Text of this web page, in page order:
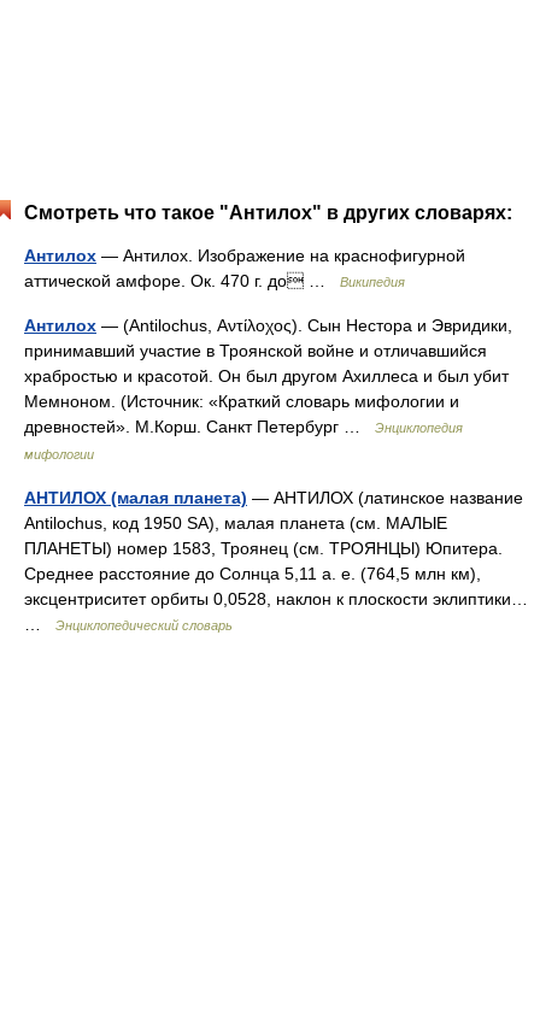
Смотреть что такое "Антилох" в других словарях:
Антилох — Антилох. Изображение на краснофигурной
аттической амфоре. Ок. 470 г. до …
Википедия
Антилох — (Antilochus, Αντίλοχος). Сын Нестора и Эвридики,
принимавший участие в Троянской войне и отличавшийся
храбростью и красотой. Он был другом Ахиллеса и был убит
Мемноном. (Источник: «Краткий словарь мифологии и
древностей». М.Корш. Санкт Петербург …
Энциклопедия
мифологии
АНТИЛОХ (малая планета) — АНТИЛОХ (латинское название
Antilochus, код 1950 SA), малая планета (см. МАЛЫЕ
ПЛАНЕТЫ) номер 1583, Троянец (см. ТРОЯНЦЫ) Юпитера.
Среднее расстояние до Солнца 5,11 а. е. (764,5 млн км),
эксцентриситет орбиты 0,0528, наклон к плоскости эклиптики…
Энциклопедический словарь